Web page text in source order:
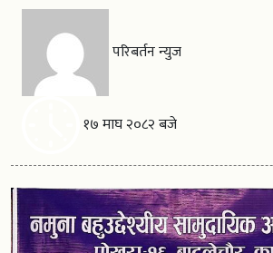
परिबर्तन न्युज
१७ माघ २०८२ बजे